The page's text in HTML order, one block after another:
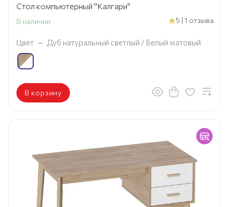
Стол компьютерный "Калгари"
В наличии 5 | 1 отзыва
Цвет — Дуб натуральный светлый / Белый матовый
В корзину